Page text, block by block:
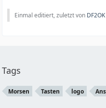
Einmal editiert, zuletzt von DF2OK
Tags
Morsen Tasten logo